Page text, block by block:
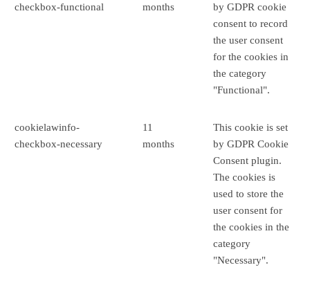
checkbox-functional
months
by GDPR cookie
consent to record
the user consent
for the cookies in
the category
"Functional".
cookielawinfo-
checkbox-necessary
11
months
This cookie is set
by GDPR Cookie
Consent plugin.
The cookies is
used to store the
user consent for
the cookies in the
category
"Necessary".